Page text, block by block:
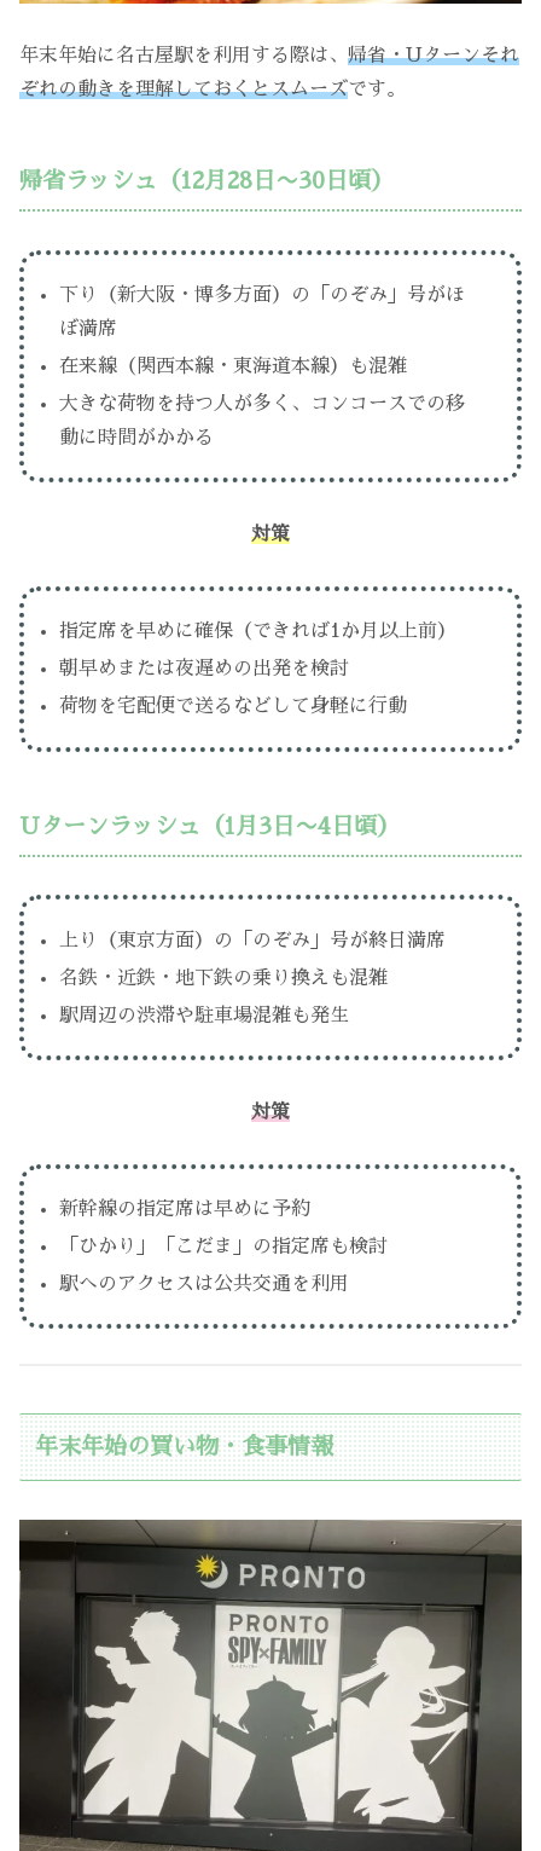
年末年始に名古屋駅を利用する際は、 帰省・Uターンそれ
ぞれの動きを理解しておくとスムーズです。
帰省ラッシュ（12月28日〜30日頃）
下り（新大阪・博多方面）の「のぞみ」号がほ
ぼ満席
在来線（関西本線・東海道本線）も混雑
大きな荷物を持つ人が多く、コンコースでの移
動に時間がかかる
対策
指定席を早めに確保（できれば1か月以上前）
朝早めまたは夜遅めの出発を検討
荷物を宅配便で送るなどして身軽に行動
Uターンラッシュ（1月3日〜4日頃）
上り（東京方面）の「のぞみ」号が終日満席
名鉄・近鉄・地下鉄の乗り換えも混雑
駅周辺の渋滞や駐車場混雑も発生
対策
新幹線の指定席は早めに予約
「ひかり」「こだま」の指定席も検討
駅へのアクセスは公共交通を利用
年末年始の買い物・食事情報